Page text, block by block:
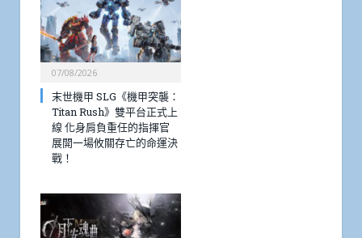
07/08/2026
末世機甲 SLG《機甲突襲：
Titan Rush》雙平台正式上
線 化身肩負重任的指揮官
展開一場攸關存亡的命運決
戰！